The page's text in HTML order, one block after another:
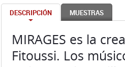
DESCRIPCIÓN MUESTRAS
MIRAGES es la
Fitoussi. Los